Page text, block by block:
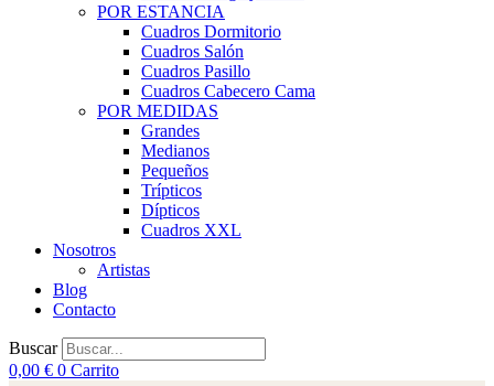
POR ESTANCIA
Cuadros Dormitorio
Cuadros Salón
Cuadros Pasillo
Cuadros Cabecero Cama
POR MEDIDAS
Grandes
Medianos
Pequeños
Trípticos
Dípticos
Cuadros XXL
Nosotros
Artistas
Blog
Contacto
Buscar
0,00 € 0 Carrito